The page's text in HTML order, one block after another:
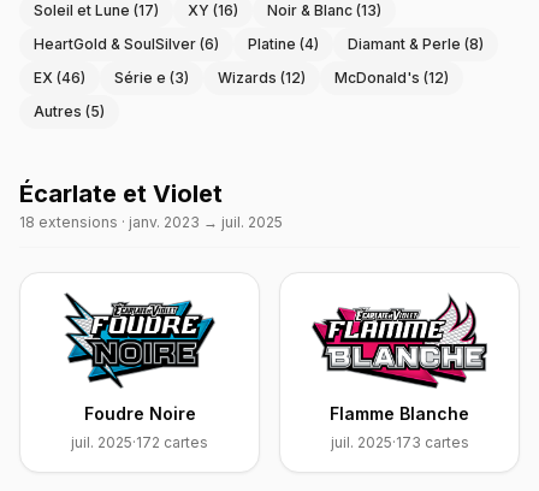
Soleil et Lune (17) XY (16) Noir & Blanc (13)
HeartGold & SoulSilver (6) Platine (4) Diamant & Perle (8)
EX (46) Série e (3) Wizards (12) McDonald's (12)
Autres (5)
Écarlate et Violet
18 extensions · janv. 2023 → juil. 2025
Foudre Noire
juil. 2025·172 cartes
Flamme Blanche
juil. 2025·173 cartes